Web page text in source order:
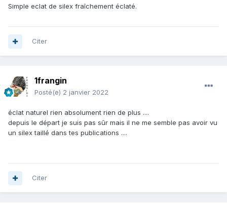
Simple eclat de silex fraîchement éclaté.
Citer
1frangin
Posté(e) 2 janvier 2022
éclat naturel rien absolument rien de plus ....
depuis le départ je suis pas sûr mais il ne me semble pas avoir vu
un silex taillé dans tes publications ....
Citer